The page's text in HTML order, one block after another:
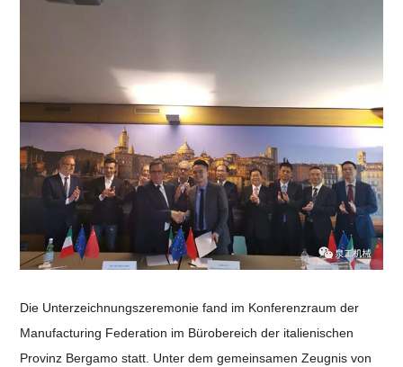
Die Unterzeichnungszeremonie fand im Konferenzraum der
Manufacturing Federation im Bürobereich der italienischen
Provinz Bergamo statt. Unter dem gemeinsamen Zeugnis von